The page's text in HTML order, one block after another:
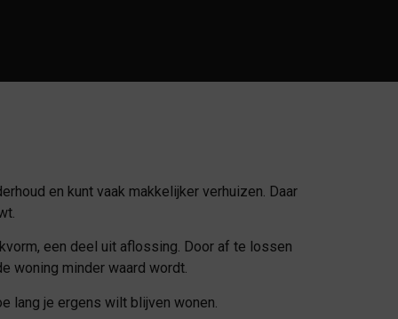
en kunt vaak makkelijker verhuizen. Daar
een deel uit aflossing. Door af te lossen
woning minder waard wordt.
lang je ergens wilt blijven wonen.